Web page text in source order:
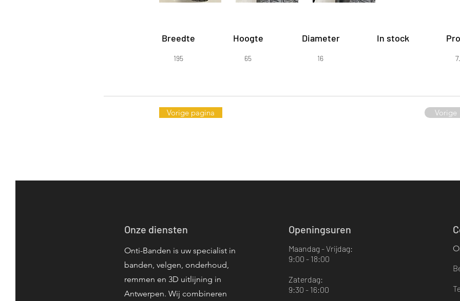
Breedte
195
Hoogte
65
Diameter
16
In stock
Vorige pagina Vorige
Onze diensten
Onti-Banden is uw specialist in
banden, velgen, onderhoud,
remmen en 3D uitlijning in
Antwerpen. Wij combineren
Openingsuren
Maandag - Vrijdag:
9:00 - 18:00
Zaterdag:
9:30 - 16:00